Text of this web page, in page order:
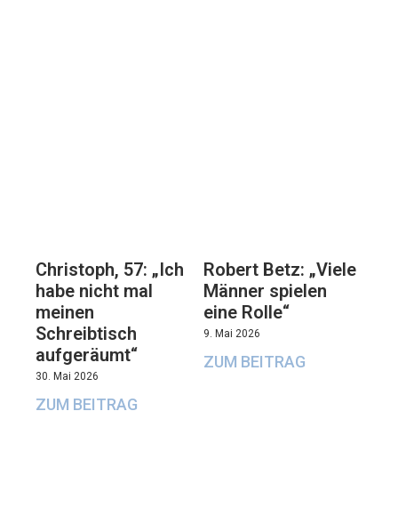
Christoph, 57: „Ich
habe nicht mal
meinen
Schreibtisch
aufgeräumt“
30. Mai 2026
ZUM BEITRAG
Robert Betz: „Viele
Männer spielen
eine Rolle“
9. Mai 2026
ZUM BEITRAG